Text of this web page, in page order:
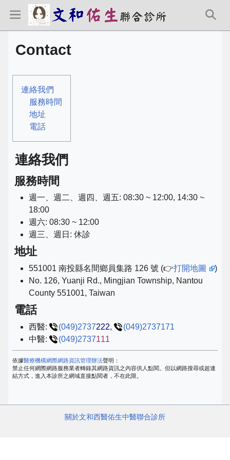
Contact
連絡我們
服務時間
地址
電話
連絡我們
服務時間
週一、週二、週四、週五: 08:30 ~ 12:00, 14:30 ~
18:00
週六: 08:30 ~ 12:00
週三、週日: 休診
地址
551001 南投縣名間鄉員集路 126 號 (👉打開地圖
)
No. 126, Yuanji Rd., Mingjian Township, Nantou
County 551001, Taiwan
電話
西醫: (049)2737222,
(049)2737171
中醫:
(049)2737111
依據醫療機構網際網路資訊管理辦法聲明：
禁止任何網際網路服務業者轉錄其網路資訊之內容供人點閱。但以網路搜尋或超連
結方式，進入本診所之網域直接點閱者，不在此限。
關於文和西醫佑生中醫聯合診所